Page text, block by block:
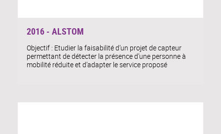
2016 - ALSTOM
Objectif : Etudier la faisabilité d’un projet de capteur
permettant de détecter la présence d’une personne à
mobilité réduite et d’adapter le service proposé